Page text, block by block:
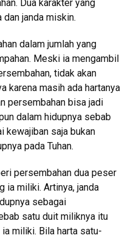
Dua karakter yang
janda miskin.
dalam jumlah yang
Meski ia mengambil
tidak akan
karena masih ada hartanya
persembahan bisa jadi
dalam hidupnya sebab
kewajiban saja bukan
pada Tuhan.
persembahan dua peser
ia miliki. Artinya, janda
sebagai
satu duit miliknya itu
miliki. Bila harta satu-